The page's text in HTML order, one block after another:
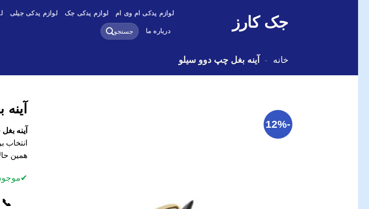
جک کارز
لوازم یدکی ام وی ام لوازم یدکی جک لوازم یدکی جیلی
درباره ما
جستجو
برای:
خانه - آینه بغل چپ دوو سیلو
-12%
آینه
انتخاب
همین
✔موجود
📞